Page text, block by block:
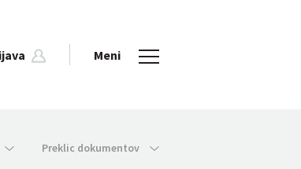
Meni
Preklic dokumentov